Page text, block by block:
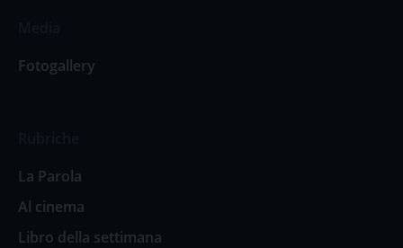
Fotogallery
La Parola
Al cinema
Libro della settimana